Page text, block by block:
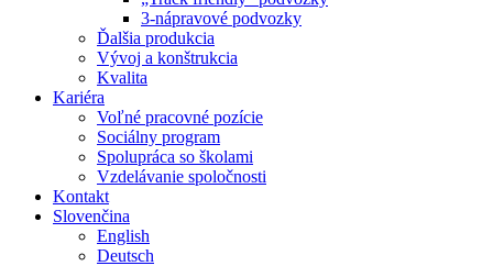
3-nápravové podvozky
Ďalšia produkcia
Vývoj a konštrukcia
Kvalita
Kariéra
Voľné pracovné pozície
Sociálny program
Spolupráca so školami
Vzdelávanie spoločnosti
Kontakt
Slovenčina
English
Deutsch